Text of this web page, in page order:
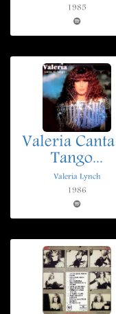
1985
Valeria
Tango...
Valeria Lynch
1986